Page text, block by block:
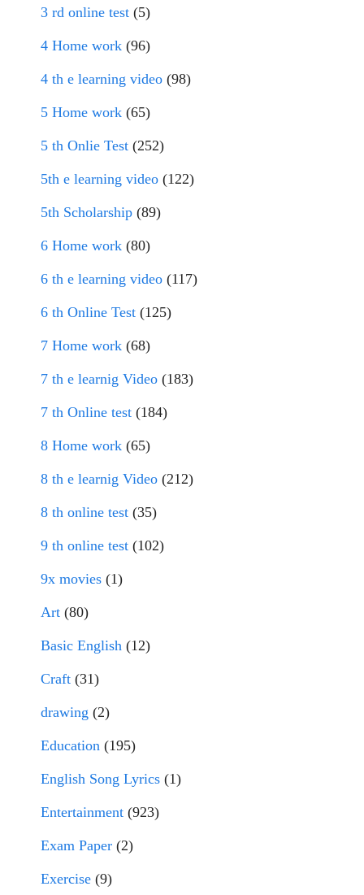
3 rd online test (5)
4 Home work (96)
4 th e learning video (98)
5 Home work (65)
5 th Onlie Test (252)
5th e learning video (122)
5th Scholarship (89)
6 Home work (80)
6 th e learning video (117)
6 th Online Test (125)
7 Home work (68)
7 th e learnig Video (183)
7 th Online test (184)
8 Home work (65)
8 th e learnig Video (212)
8 th online test (35)
9 th online test (102)
9x movies (1)
Art (80)
Basic English (12)
Craft (31)
drawing (2)
Education (195)
English Song Lyrics (1)
Entertainment (923)
Exam Paper (2)
Exercise (9)